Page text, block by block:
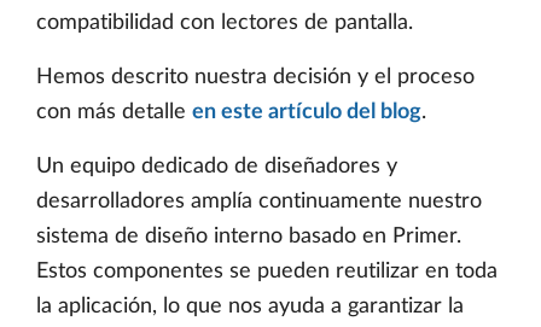
compatibilidad con lectores de pantalla.
Hemos descrito nuestra decisión y el proceso
con más detalle en este artículo del blog.
Un equipo dedicado de diseñadores y
desarrolladores amplía continuamente nuestro
sistema de diseño interno basado en Primer.
Estos componentes se pueden reutilizar en toda
la aplicación, lo que nos ayuda a garantizar la